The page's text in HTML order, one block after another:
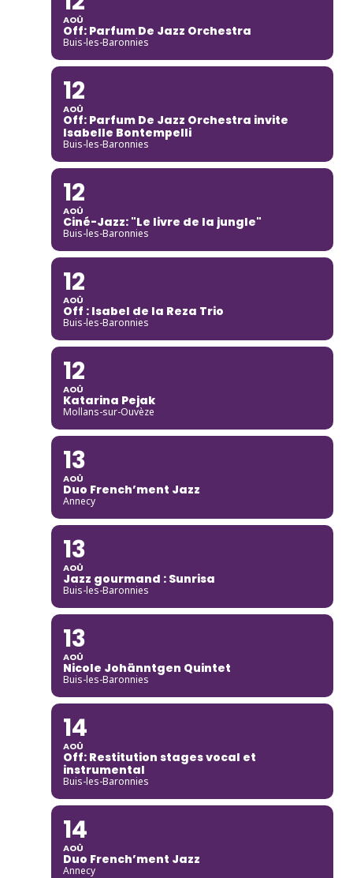
AOÛ
Off: Parfum De Jazz Orchestra
Buis-les-Baronnies
12
AOÛ
Off: Parfum De Jazz Orchestra invite
Isabelle Bontempelli
Buis-les-Baronnies
12
AOÛ
Ciné-Jazz: "Le livre de la jungle"
Buis-les-Baronnies
12
AOÛ
Off : Isabel de la Reza Trio
Buis-les-Baronnies
12
AOÛ
Katarina Pejak
Mollans-sur-Ouvèze
13
AOÛ
Duo French’ment Jazz
Annecy
13
AOÛ
Jazz gourmand : Sunrisa
Buis-les-Baronnies
13
AOÛ
Nicole Johänntgen Quintet
Buis-les-Baronnies
14
AOÛ
Off: Restitution stages vocal et
instrumental
Buis-les-Baronnies
14
AOÛ
Duo French’ment Jazz
Annecy